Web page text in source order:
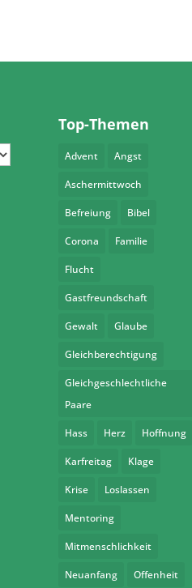
Top-Themen
Advent Angst
Aschermittwoch
Befreiung Bibel
Corona Familie
Flucht
Gastfreundschaft
Gewalt Glaube
Gleichberechtigung
Gleichgeschlechtliche
Paare
Hass Herz Hoffnung
Karfreitag Klage
Krise Loslassen
Mentoring
Mitmenschlichkeit
Neuanfang Offenheit